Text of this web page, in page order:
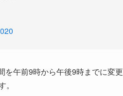
を午前9時から午後9時までに変更